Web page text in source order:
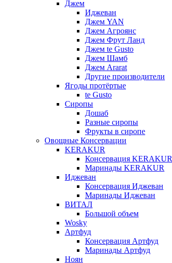
Джем
Иджеван
Джем YAN
Джем Агроянс
Джем Фрут Ланд
Джем te Gusto
Джем Шамб
Джем Ararat
Другие производители
Ягоды протёртые
te Gusto
Сиропы
Дошаб
Разные сиропы
Фрукты в сиропе
Овощные Консервации
KERAKUR
Консервация KERAKUR
Маринады KERAKUR
Иджеван
Консервация Иджеван
Маринады Иджеван
ВИТАЛ
Большой объем
Wosky
Артфуд
Консервация Артфуд
Маринады Артфуд
Ноян